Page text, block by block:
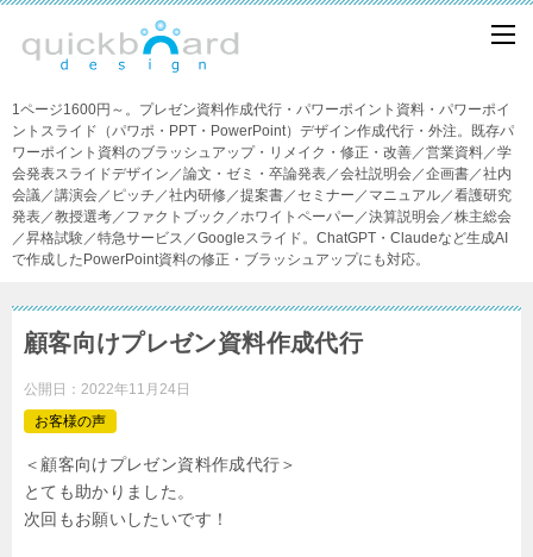
1ページ1600円～。プレゼン資料作成代行・パワーポイント資料・パワーポイ
ントスライド（パワポ・PPT・PowerPoint）デザイン作成代行・外注。既存パ
ワーポイント資料のブラッシュアップ・リメイク・修正・改善／営業資料／学
会発表スライドデザイン／論文・ゼミ・卒論発表／会社説明会／企画書／社内
会議／講演会／ピッチ／社内研修／提案書／セミナー／マニュアル／看護研究
発表／教授選考／ファクトブック／ホワイトペーパー／決算説明会／株主総会
／昇格試験／特急サービス／Googleスライド。ChatGPT・Claudeなど生成AI
で作成したPowerPoint資料の修正・ブラッシュアップにも対応。
顧客向けプレゼン資料作成代行
公開日： 2022年11月24日
お客様の声
＜顧客向けプレゼン資料作成代行＞
とても助かりました。
次回もお願いしたいです！